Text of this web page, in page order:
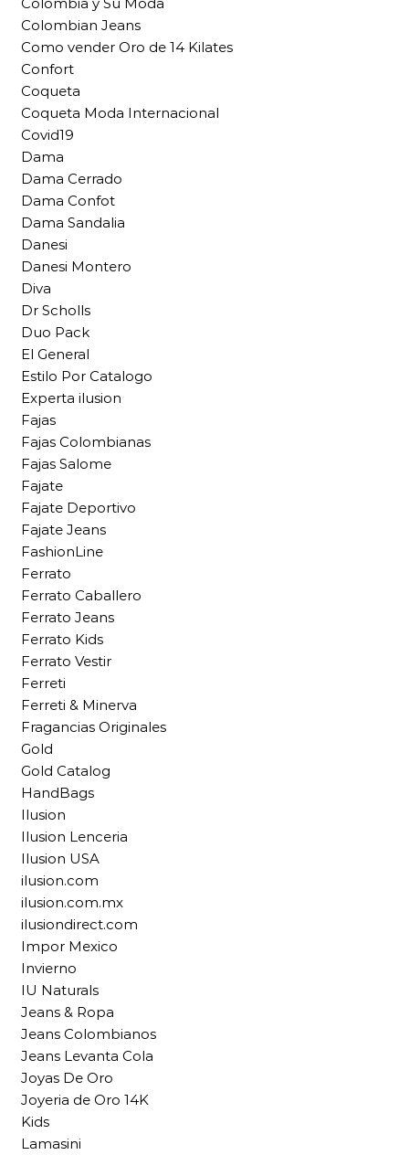
Colombian Jeans
Como vender Oro de 14 Kilates
Confort
Coqueta
Coqueta Moda Internacional
Covid19
Dama
Dama Cerrado
Dama Confot
Dama Sandalia
Danesi
Danesi Montero
Diva
Dr Scholls
Duo Pack
El General
Estilo Por Catalogo
Experta ilusion
Fajas
Fajas Colombianas
Fajas Salome
Fajate
Fajate Deportivo
Fajate Jeans
FashionLine
Ferrato
Ferrato Caballero
Ferrato Jeans
Ferrato Kids
Ferrato Vestir
Ferreti
Ferreti & Minerva
Fragancias Originales
Gold
Gold Catalog
HandBags
Ilusion
Ilusion Lenceria
Ilusion USA
ilusion.com
ilusion.com.mx
ilusiondirect.com
Impor Mexico
Invierno
IU Naturals
Jeans & Ropa
Jeans Colombianos
Jeans Levanta Cola
Joyas De Oro
Joyeria de Oro 14K
Kids
Lamasini